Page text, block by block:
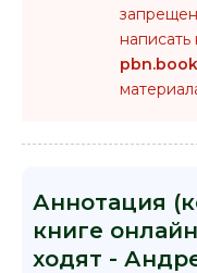
написать
Аннотация
книге
ходят -